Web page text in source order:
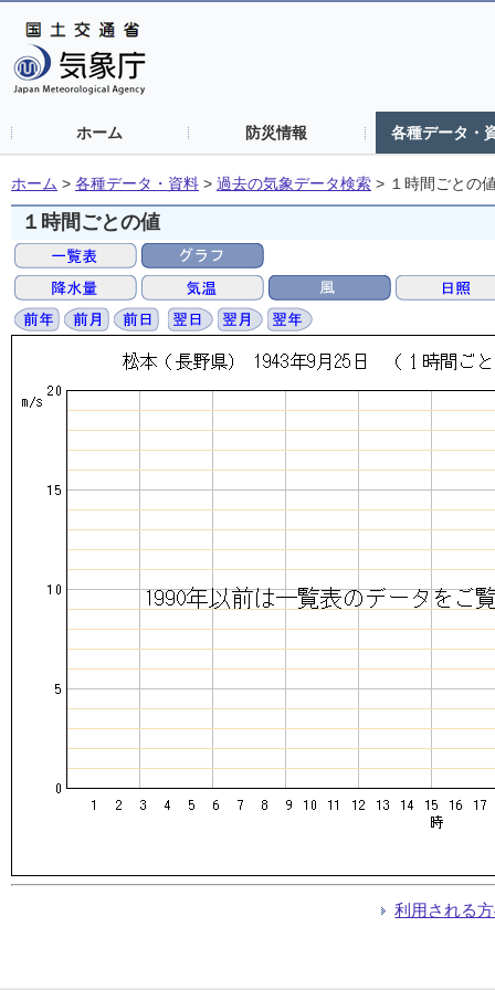
ホーム 防災情報 各種データ・
ホーム > 各種データ・資料 > 過去の気象データ検索 > １時間ごとの
１時間ごとの値
利用される